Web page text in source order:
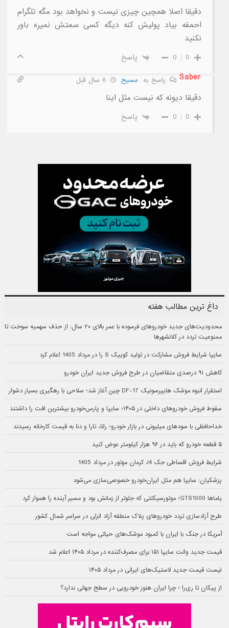
دقیقا اصلا همچین چیزی نیست و نخواهد بود مگه تلگرام
احمقه بیاد پولیش کنه دیگه کسی سمتش نمیره باور
نکنید
0
0 پاسخ
Saber پاسخ به مسیح
دقیقا دیونه که نیست مثل اینا
0
0 پاسخ
داغ ترین مطالب هفته
محدودیت‌های جدید خودروهای فرسوده با عمر بالای ۲۰ سال: از حذف سهمیه سوخت تا
ممنوعیت تردد در کلانشهرها
سایپا شرایط فروش مشارکت در تولید کوییک S را در مرداد 1405 اعلام کرد
کاهش ۹۱ درصدی متقاضیان در طرح فروش جدید ایران خودرو
استقرار انبوه موشک هایپرسونیک DF-17 چین آغاز شد؛ سلاحی با رهگیری بسیار دشوار
سقوط فروش خودروهای داخلی در ۱۴۰۵؛ سایپا و پارس‌خودرو بیشترین افت را داشتند
خداحافظی با سودهای میلیونی در بازار خودرو؛ رانا، تارا و دنا به قیمت کارخانه رسیدند
۵ قطعه خودرو که باید در ۹۶ هزار کیلومتر عوض کنید
شرایط فروش اقساطی جک J4 کرمان موتور در مرداد 1405
پزشکیان: سایپا هم مثل ایران‌خودرو خصوصی‌سازی می‌شود
یاماها GTS1000؛ موتورسیکلتی که جلوتر از زمانش بود و مسیر آینده را هموار کرد
طرح آزادسازی تردد خودروهای پلاک منطقه آزاد انزلی در سراسر شمال کشور
آمریکا در جنگ با ایران با کمبود موشک‌های حیاتی مواجه است
قیمت جدید وانت سایپا ۱۵۱ برای مصرف‌کننده در مرداد ۱۴۰۵ اعلام شد
لیست قیمت جدید لاستیک‌های ایرانی در مرداد ۱۴۰۵
از پیکان تا ری‌را ؛ چرا ایران هنوز خودرویی در سطح جهانی ندارد؟